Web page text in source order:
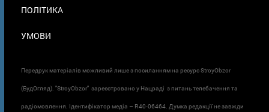
ПОЛІТИКА
УМОВИ
Передрук матеріалів можливий лише з посиланням на ресурс StroyObzor
(БудОгляд). "StroyObzor" зареєстровано у Нацраді з питань телебачення та
радіомовлення. Ідентифікатор медіа – R40-06464. Думка редакції не завжди